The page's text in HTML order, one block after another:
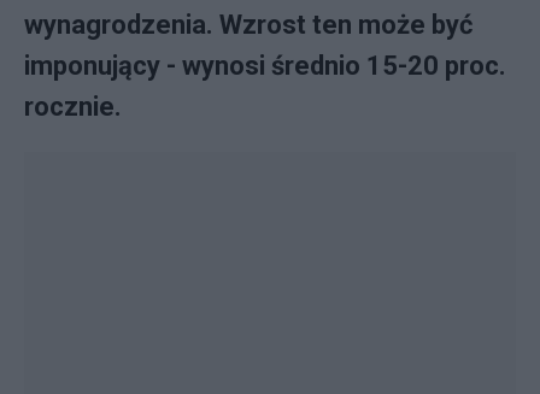
wynagrodzenia. Wzrost ten może być
imponujący - wynosi średnio 15-20 proc.
rocznie.